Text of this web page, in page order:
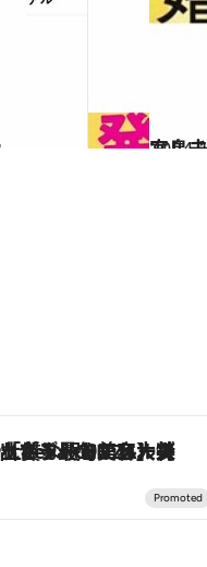
宮島
カル
【銀座で出合う最旬美容】美髪ケアや上質な眠り…セルフケアのアップデートから、特別な名入れギフトまで。大人のための「ReFa GINZA」クルーズ